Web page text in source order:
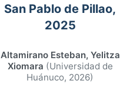
San Pablo de Pillao,
2025
Altamirano Esteban, Yelitza
Xiomara (Universidad de
Huánuco, 2026)